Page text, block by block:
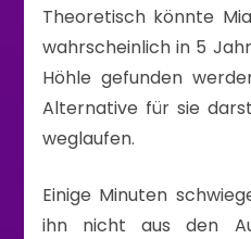
Theoretisch könnte
wahrscheinlich in 5
Höhle gefunden
Alternative für sie
weglaufen.
Einige Minuten
ihn nicht aus den